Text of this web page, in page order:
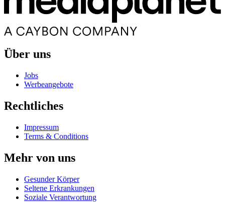
Über uns
Jobs
Werbeangebote
Rechtliches
Impressum
Terms & Conditions
Mehr von uns
Gesunder Körper
Seltene Erkrankungen
Soziale Verantwortung